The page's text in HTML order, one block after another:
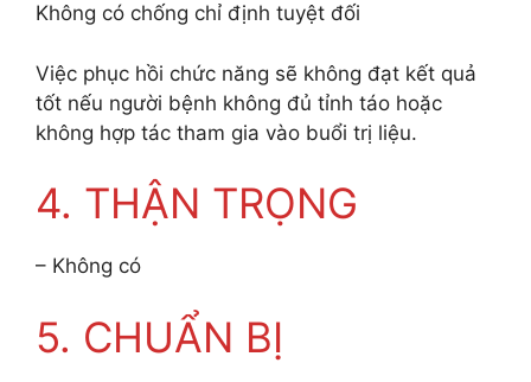
Không có chống chỉ định tuyệt đối
Việc phục hồi chức năng sẽ không đạt kết quả
tốt nếu người bệnh không đủ tỉnh táo hoặc
không hợp tác tham gia vào buổi trị liệu.
4. THẬN TRỌNG
– Không có
5. CHUẨN BỊ